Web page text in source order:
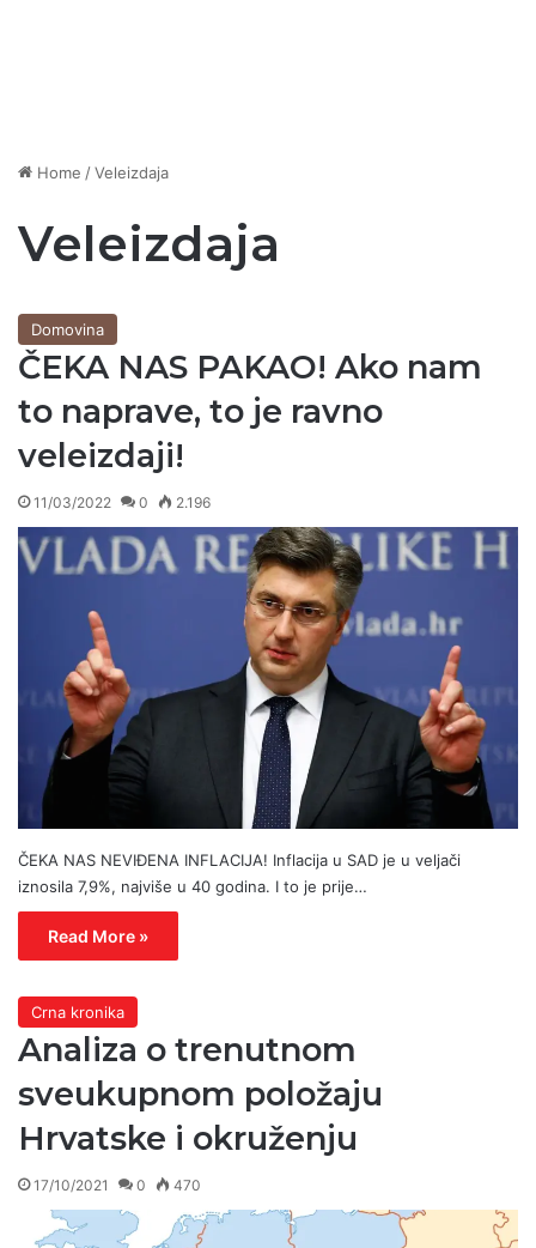
Home /Veleizdaja
Veleizdaja
Domovina
ČEKA NAS PAKAO! Ako nam
to naprave, to je ravno
veleizdaji!
11/03/2022 0 2.196
ČEKA NAS NEVIĐENA INFLACIJA! Inflacija u SAD je u veljači
iznosila 7,9%, najviše u 40 godina. I to je prije…
Read More »
Crna kronika
Analiza o trenutnom
sveukupnom položaju
Hrvatske i okruženju
17/10/2021 0 470